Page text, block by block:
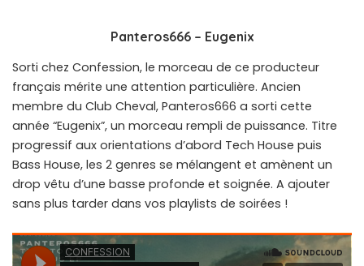
Panteros666 – Eugenix
Sorti chez Confession, le morceau de ce producteur
français mérite une attention particulière. Ancien
membre du Club Cheval, Panteros666 a sorti cette
année “Eugenix”, un morceau rempli de puissance. Titre
progressif aux orientations d’abord Tech House puis
Bass House, les 2 genres se mélangent et amènent un
drop vêtu d’une basse profonde et soignée. A ajouter
sans plus tarder dans vos playlists de soirées !